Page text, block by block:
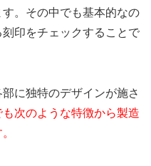
。その中でも基本的なの
印をチェックすることで
に独特のデザインが施さ
次のような特徴から製造